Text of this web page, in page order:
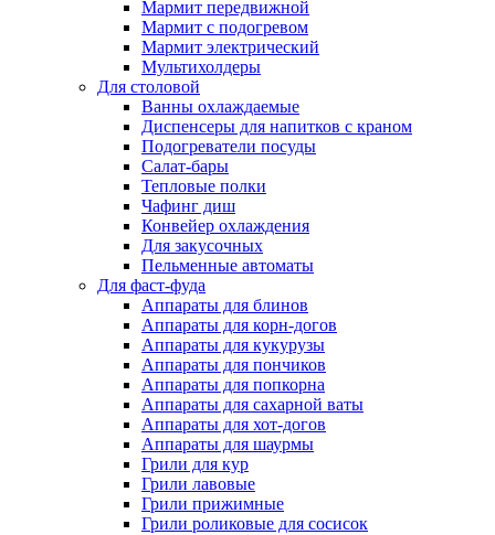
Мармит передвижной
Мармит с подогревом
Мармит электрический
Мультихолдеры
Для столовой
Ванны охлаждаемые
Диспенсеры для напитков с краном
Подогреватели посуды
Салат-бары
Тепловые полки
Чафинг диш
Конвейер охлаждения
Для закусочных
Пельменные автоматы
Для фаст-фуда
Аппараты для блинов
Аппараты для корн-догов
Аппараты для кукурузы
Аппараты для пончиков
Аппараты для попкорна
Аппараты для сахарной ваты
Аппараты для хот-догов
Аппараты для шаурмы
Грили для кур
Грили лавовые
Грили прижимные
Грили роликовые для сосисок